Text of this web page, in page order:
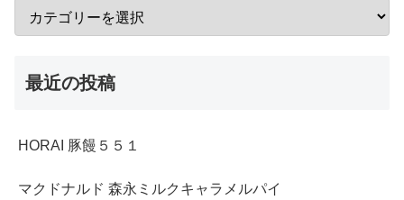
最近の投稿
HORAI 豚饅５５１
マクドナルド 森永ミルクキャラメルパイ